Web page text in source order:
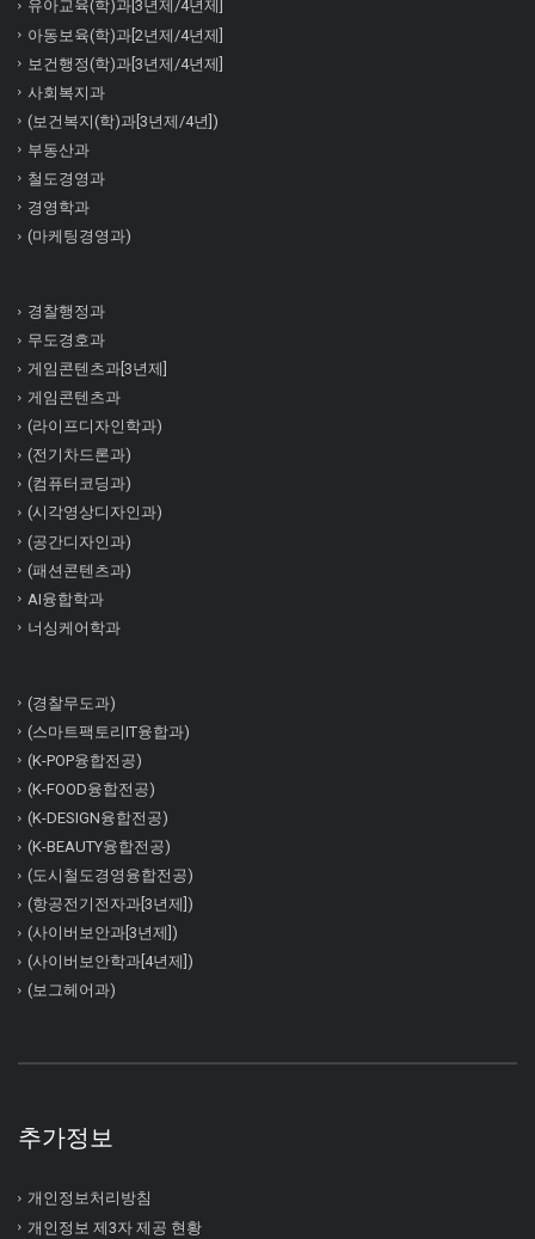
유아교육(학)과[3년제/4년제]
아동보육(학)과[2년제/4년제]
보건행정(학)과[3년제/4년제]
사회복지과
(보건복지(학)과[3년제/4년])
부동산과
철도경영과
경영학과
(마케팅경영과)
경찰행정과
무도경호과
게임콘텐츠과[3년제]
게임콘텐츠과
(라이프디자인학과)
(전기차드론과)
(컴퓨터코딩과)
(시각영상디자인과)
(공간디자인과)
(패션콘텐츠과)
AI융합학과
너싱케어학과
(경찰무도과)
(스마트팩토리IT융합과)
(K-POP융합전공)
(K-FOOD융합전공)
(K-DESIGN융합전공)
(K-BEAUTY융합전공)
(도시철도경영융합전공)
(항공전기전자과[3년제])
(사이버보안과[3년제])
(사이버보안학과[4년제])
(보그헤어과)
추가정보
개인정보처리방침
개인정보 제3자 제공 현황